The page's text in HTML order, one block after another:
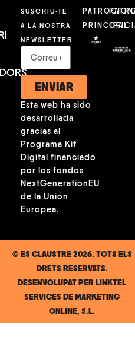
SUSCRIU-TE
A LA NOSTRA
NEWSLETTER
ENVIAR
Esta web ha sido
desarrollada
gracias al
Programa Kit
Digital financiado
por los fondos
NextGenerationEU
de la Unión
Europea.
PRINCIPAL
© ES CLAUSTRE 2026. TOTS ELS
DRETS RESERVATS.
DESENVOLUPAT PER LINKTEL
SERVICES DE MARKETING
ONLINE, S.L.